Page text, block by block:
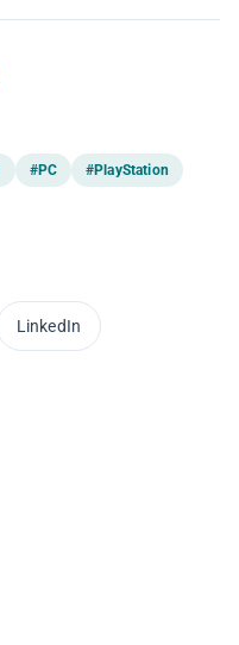
#PC
#PlayStation
LinkedIn